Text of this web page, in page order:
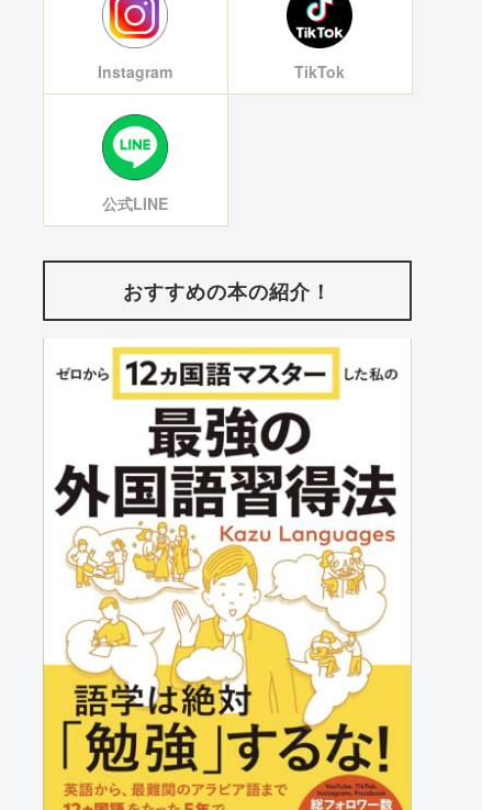
Instagram TikTok
公式LINE
おすすめの本の紹介！